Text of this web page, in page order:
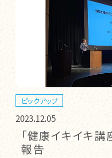
ピックアップ
2023.12.05
「健康イキイキ
報告